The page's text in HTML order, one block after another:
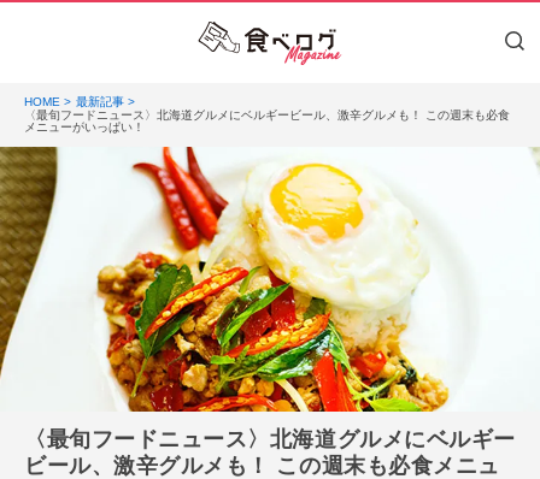
HOME
最新記事
〈最旬フードニュース〉北海道グルメにベルギービール、激辛グルメも！ この週末も必食
メニューがいっぱい！
〈最旬フードニュース〉北海道グルメにベルギー
ビール、激辛グルメも！ この週末も必食メニュ